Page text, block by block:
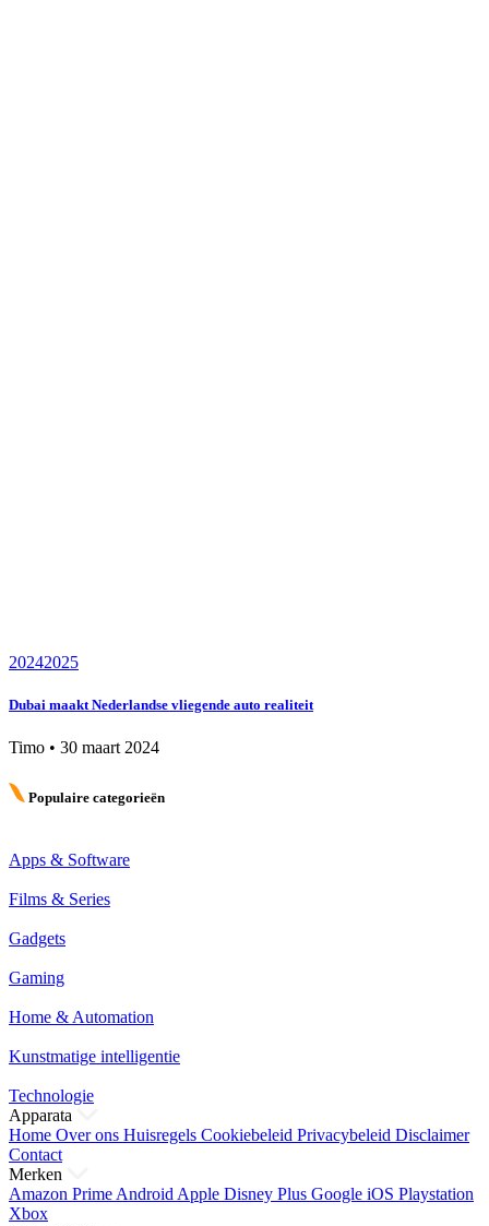
20242025
Dubai maakt Nederlandse vliegende auto realiteit
Timo • 30 maart 2024
Populaire categorieën
Apps & Software
Films & Series
Gadgets
Gaming
Home & Automation
Kunstmatige intelligentie
Technologie
Apparata
Home Over ons Huisregels Cookiebeleid Privacybeleid Disclaimer
Contact
Merken
Amazon Prime Android Apple Disney Plus Google iOS Playstation
Xbox